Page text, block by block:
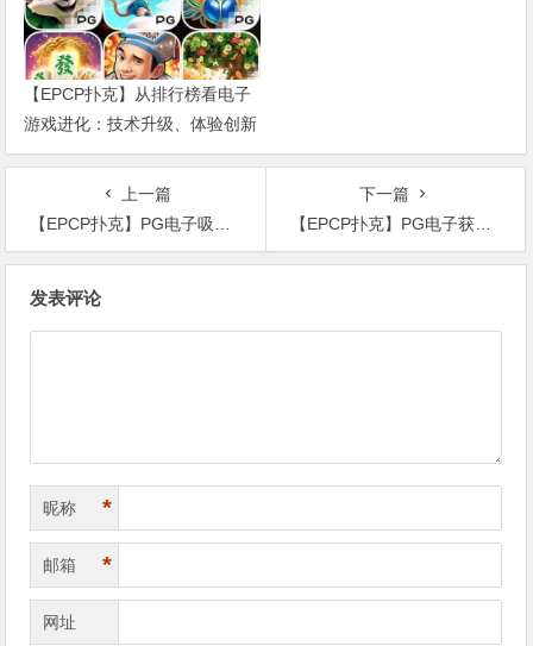
【EPCP扑克】从排行榜看电子
游戏进化：技术升级、体验创新
与未来趋势
上一篇
【EPCP扑克】PG电子吸引全球玩家的策略：内容创新、技术驱动与社区共建
下一篇
【EPCP扑克】PG电子获奖游戏回顾：从《甜蜜幸运》到《水晶女神》
发表评论
昵称 *
邮箱 *
网址